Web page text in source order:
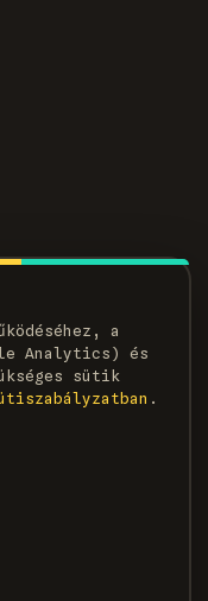
a
Analytics) és
sütik
.